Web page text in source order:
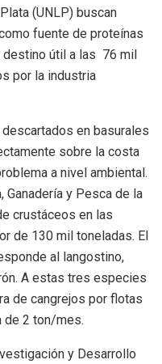
(UNLP) buscan
fuente de proteínas
destino útil a las 76 mil
por la industria
en basurales
sobre la costa
a nivel ambiental.
Ganadería y Pesca de la
crustáceos en las
de 130 mil toneladas. El
al langostino,
A estas tres especies
de cangrejos por flotas
de 2 ton/mes.
y Desarrollo